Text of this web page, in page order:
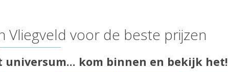
Vliegveld voor de beste prijzen
universum... kom binnen en bekijk het!